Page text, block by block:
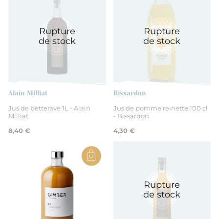
Auvergne Rhône-Alpes
acide ascorbique
Eau, Pulpe de mangue (41%), Sucre,
Acidifiant
acide citrique, Jus concentré de citron,
Antioxydant
Rupture
de stock
Alain Milliat
Jus de betterave 1L - Alain
Milliat
8,40 €
Rupture
de stock
Bissardon
Jus de pomme reinette 100 cl
- Bissardon
4,30 €
Rupture
de stock